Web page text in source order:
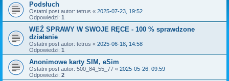
Podsłuch
Ostatni post autor: tetrus « 2025-07-23, 19:52
Odpowiedzi: 1
WEŹ SPRAWY W SWOJE RĘCE - 100 % sprawdzone
działanie
Ostatni post autor: tetrus « 2025-06-18, 14:58
Odpowiedzi: 1
Anonimowe karty SIM, eSim
Ostatni post autor: 500_84_55_77 « 2025-05-26, 09:59
Odpowiedzi: 2